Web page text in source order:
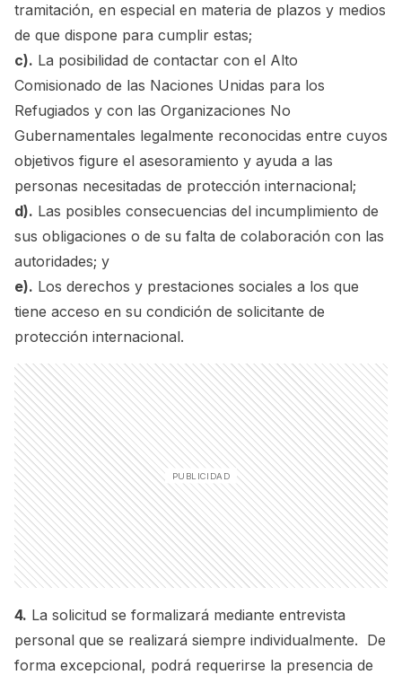
tramitación, en especial en materia de plazos y medios
de que dispone para cumplir estas;
c). La posibilidad de contactar con el Alto
Comisionado de las Naciones Unidas para los
Refugiados y con las Organizaciones No
Gubernamentales legalmente reconocidas entre cuyos
objetivos figure el asesoramiento y ayuda a las
personas necesitadas de protección internacional;
d). Las posibles consecuencias del incumplimiento de
sus obligaciones o de su falta de colaboración con las
autoridades; y
e). Los derechos y prestaciones sociales a los que
tiene acceso en su condición de solicitante de
protección internacional.
4. La solicitud se formalizará mediante entrevista
personal que se realizará siempre individualmente. De
forma excepcional, podrá requerirse la presencia de